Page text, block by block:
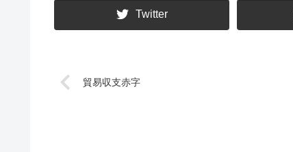
Twitter
貿易収支赤字